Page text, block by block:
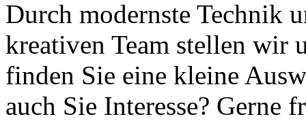
Durch modernste Technik
kreativen Team stellen wir
finden Sie eine kleine
auch Sie Interesse? Gerne